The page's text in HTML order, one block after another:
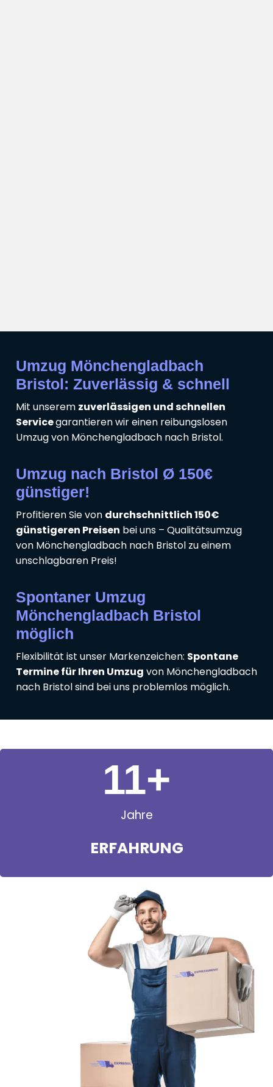
Umzug Mönchengladbach
Bristol: Zuverlässig & schnell
Mit unserem zuverlässigen und schnellen
Servicegarantieren wir einen reibungslosen
Umzug von Mönchengladbach nach Bristol.
Umzug nach Bristol Ø 150€
günstiger!
Profitieren Sie von durchschnittlich 150€
günstigeren Preisen bei uns – Qualitätsumzug
von Mönchengladbach nach Bristol zu einem
unschlagbaren Preis!
Spontaner Umzug
Mönchengladbach Bristol
möglich
Flexibilität ist unser Markenzeichen: Spontane
Termine für Ihren Umzug von Mönchengladbach
nach Bristol sind bei uns problemlos möglich.
Jahre
ERFAHRUNG
11+